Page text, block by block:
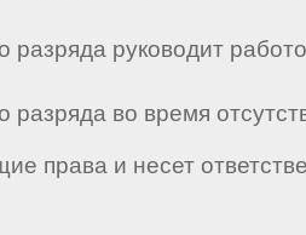
руководит
во время
права и несет